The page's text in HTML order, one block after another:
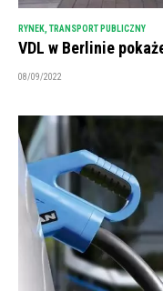
RYNEK TRANSPORT PUBLICZNY
VDL w Berlinie
08/09/2022